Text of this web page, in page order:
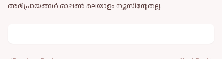
അഭിപ്രായങ്ങള്‍ ഓപ്പൺ മലയാളം ന്യൂസിന്റേതല്ല.